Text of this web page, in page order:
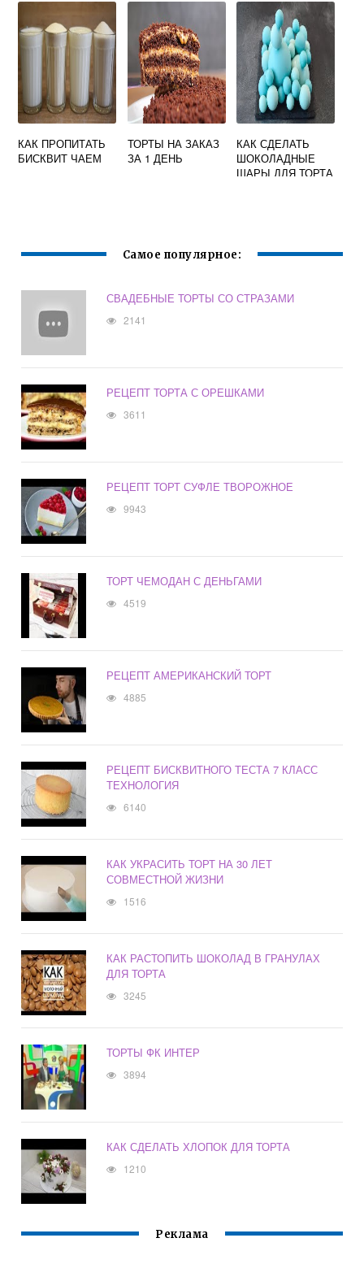
ТОРТА
КАК ПРОПИТАТЬ
БИСКВИТ ЧАЕМ
ТОРТЫ НА ЗАКАЗ
ЗА 1 ДЕНЬ
КАК СДЕЛАТЬ
ШОКОЛАДНЫЕ
ШАРЫ ДЛЯ ТОРТА
Самое популярное:
СВАДЕБНЫЕ ТОРТЫ СО СТРАЗАМИ
2141
РЕЦЕПТ ТОРТА С ОРЕШКАМИ
3611
РЕЦЕПТ ТОРТ СУФЛЕ ТВОРОЖНОЕ
9943
ТОРТ ЧЕМОДАН С ДЕНЬГАМИ
4519
РЕЦЕПТ АМЕРИКАНСКИЙ ТОРТ
4885
РЕЦЕПТ БИСКВИТНОГО ТЕСТА 7 КЛАСС
ТЕХНОЛОГИЯ
6140
КАК УКРАСИТЬ ТОРТ НА 30 ЛЕТ
СОВМЕСТНОЙ ЖИЗНИ
1516
КАК РАСТОПИТЬ ШОКОЛАД В ГРАНУЛАХ
ДЛЯ ТОРТА
3245
ТОРТЫ ФК ИНТЕР
3894
КАК СДЕЛАТЬ ХЛОПОК ДЛЯ ТОРТА
1210
Реклама